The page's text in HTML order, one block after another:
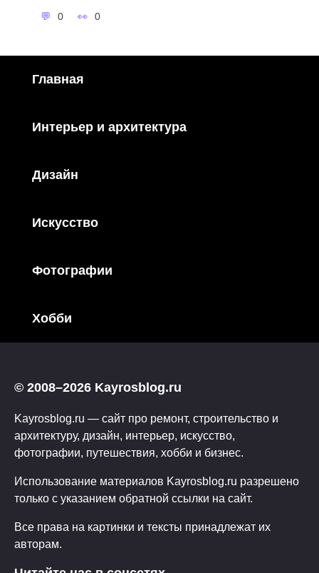
0 0
Главная
Интерьер и архитектура
Дизайн
Искусство
Фотографии
Хобби
© 2008–2026 Kayrosblog.ru
Kayrosblog.ru — сайт про ремонт, строительство и
архитектуру, дизайн, интерьер, искусство,
фотографии, путешествия, хобби и бизнес.
Использование материалов Kayrosblog.ru разрешено
только с указанием обратной ссылки на сайт.
Все права на картинки и тексты принадлежат их
авторам.